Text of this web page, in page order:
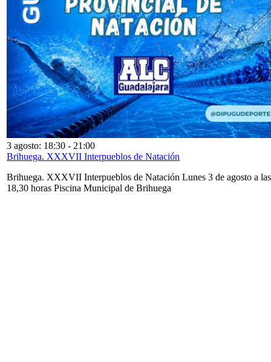
3 agosto: 18:30 - 21:00
Brihuega. XXXVII Interpueblos de Natación
Brihuega. XXXVII Interpueblos de Natación Lunes 3 de agosto a las
18,30 horas Piscina Municipal de Brihuega